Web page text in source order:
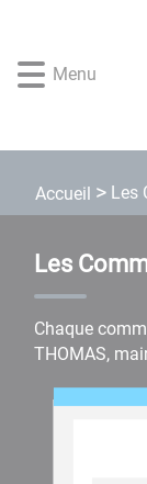
rapide
au
rapide
au
rapide
rapide
au
Menu
Accueil Les
Les
Chaque
THOMAS,